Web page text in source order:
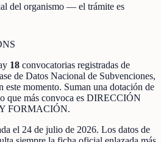
del organismo — el trámite es
18 convocatorias registradas de
de Datos Nacional de Subvenciones,
este momento. Suman una dotación de
que más convoca es DIRECCIÓN
FORMACIÓN.
el 24 de julio de 2026. Los datos de